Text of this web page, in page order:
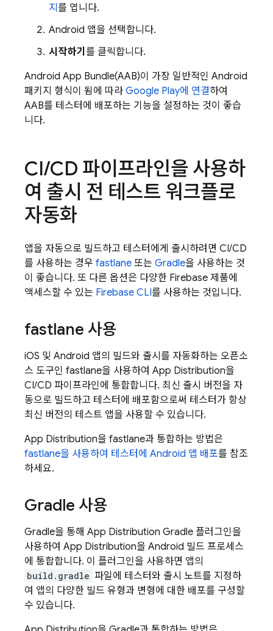
지 를 엽니다.
Android 앱을 선택합니다.
시작하기 를 클릭합니다.
Android App Bundle(AAB)이 가장 일반적인 Android
패키지 형식이 됨에 따라 Google Play에 연결하여
AAB를 테스터에 배포하는 기능을 설정하는 것이 좋습
니다.
CI/CD 파이프라인을 사용하
여 출시 전 테스트 워크플로
자동화
앱을 자동으로 빌드하고 테스터에게 출시하려면 CI/CD
를 사용하는 경우 fastlane 또는 Gradle을 사용하는 것
이 좋습니다. 또 다른 옵션은 다양한 Firebase 제품에
액세스할 수 있는 Firebase CLI를 사용하는 것입니다.
fastlane 사용
iOS 및 Android 앱의 빌드와 출시를 자동화하는 오픈소
스 도구인 fastlane을 사용하여 App Distribution을
CI/CD 파이프라인에 통합합니다. 최신 출시 버전을 자
동으로 빌드하고 테스터에 배포함으로써 테스터가 항상
최신 버전의 테스트 앱을 사용할 수 있습니다.
App Distribution을 fastlane과 통합하는 방법은
fastlane을 사용하여 테스터에 Android 앱 배포를 참조
하세요.
Gradle 사용
Gradle을 통해 App Distribution Gradle 플러그인을
사용하여 App Distribution을 Android 빌드 프로세스
에 통합합니다. 이 플러그인을 사용하면 앱의
build.gradle 파일에 테스터와 출시 노트를 지정하
여 앱의 다양한 빌드 유형과 변형에 대한 배포를 구성할
수 있습니다.